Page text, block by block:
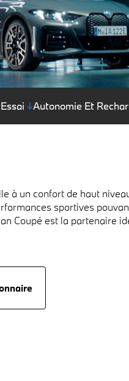
↓Autonomie Et
à un confort de haut
sportives
Coupé est la partenaire